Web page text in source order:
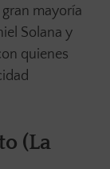
mayoría
Solana y
quienes
(La